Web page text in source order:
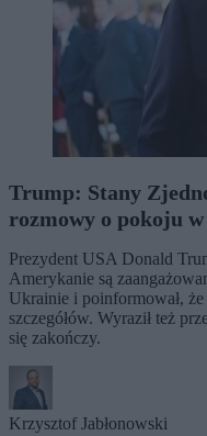
Trump: Stany
rozmowy o pokoju
Prezydent USA Donald
Amerykanie są
Ukrainie i poinformował,
szczegółów. Wyraził też
się zakończy.
Krzysztof Jabłonowski